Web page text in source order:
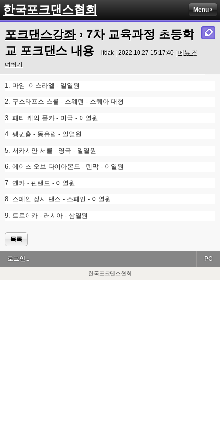
한국포크댄스협회 Menu
포크댄스강좌› 7차 교육과정 초등학
교 포크댄스 내용
ifdak | 2022.10.27 15:17:40 | 메뉴 건
너뛰기
1. 마임 -이스라엘 - 일열원
2. 구스타프스 스콜 - 스웨덴 - 스퀘아 대형
3. 패티 케익 폴카 - 미국 - 이열원
4. 펭귄춤 - 동유럽 - 일열원
5. 서카시안 서클 - 영국 - 일열원
6. 에이스 오브 다이아몬드 - 덴막 - 이열원
7. 옌카 - 핀랜드 - 이열원
8. 스페인 짚시 댄스 - 스페인 - 이열원
9. 트로이카 - 러시아 - 삼열원
목록
로그인... PC
한국포크댄스협회